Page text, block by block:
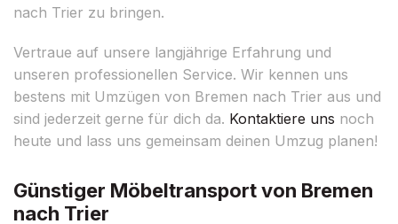
nach Trier zu bringen.
Vertraue auf unsere langjährige Erfahrung und
unseren professionellen Service. Wir kennen uns
bestens mit Umzügen von Bremen nach Trier aus und
sind jederzeit gerne für dich da. Kontaktiere uns noch
heute und lass uns gemeinsam deinen Umzug planen!
Günstiger Möbeltransport von Bremen
nach Trier